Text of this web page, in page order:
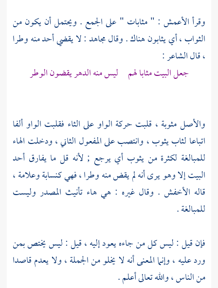
وقرأالأعمش : " مثابات " على الجمع . ويحتمل أن يكون من
الثواب ، أي يثابون هناك . وقالمجاهد: لا يقضي أحد منه وطرا
، قال الشاعر :
جعل البيت مثابا لهم ليس منه الدهر يقضون الوطر
والأصل مثوبة ، قلبت حركة الواو على الثاء فقلبت الواو ألفا
اتباعا لثاب يثوب ، وانتصب على المفعول الثاني ، ودخلت الهاء
للمبالغة لكثرة من يثوب أي يرجع ; لأنه قل ما يفارق أحد
البيت إلا وهو يرى أنه لم يقض منه وطرا ، فهي كنسابة وعلامة ،
قاله الأخفش . وقال غيره : هي هاء تأنيث المصدر وليست
للمبالغة .
فإن قيل : ليس كل من جاءه يعود إليه ، قيل : ليس يختص بمن
ورد عليه ، وإنما المعنى أنه لا يخلو من الجملة ، ولا يعدم قاصدا
من الناس ، والله تعالى أعلم .